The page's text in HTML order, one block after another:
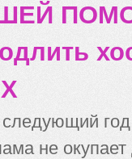
не